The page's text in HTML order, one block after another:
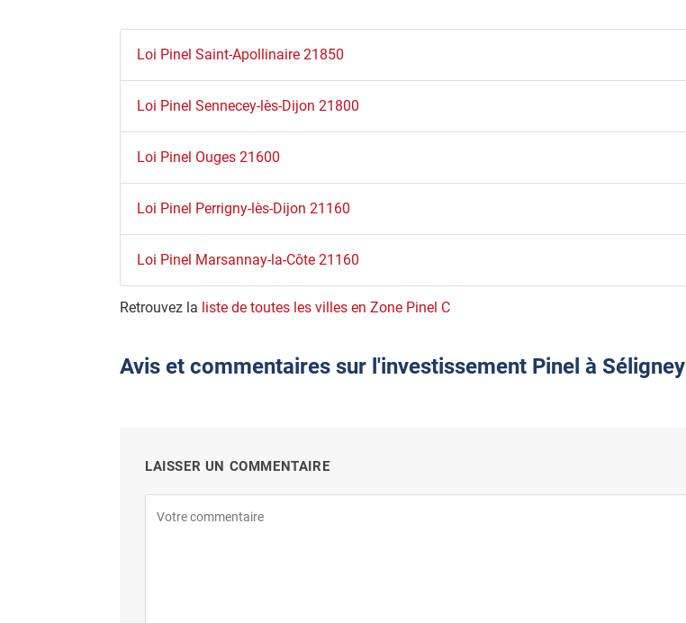
Loi Pinel Saint-Apollinaire 21850
Loi Pinel Sennecey-lès-Dijon 21800
Loi Pinel Ouges 21600
Loi Pinel Perrigny-lès-Dijon 21160
Loi Pinel Marsannay-la-Côte 21160
Retrouvez la liste de toutes les villes en Zone Pinel C
Avis et commentaires sur l'investissement Pinel à Séligney
LAISSER UN COMMENTAIRE